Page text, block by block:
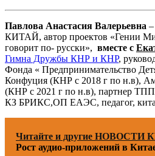
Павлова Анастасия Валерьевна
КИТАЙ, автор проектов «Гении
говорит по- русски», вместе с
Гимна Дружбы КНР и КНР,
Фонда « Предпринимательство
Конфуция (КНР с 2018 г по н.в),
(КНР с 2021 г по н.в), партнер
КЗ БРИКС,ОП ЕАЭС, педагог,
Читайте и другие НОВОСТИ
Рост аудио-приложений в